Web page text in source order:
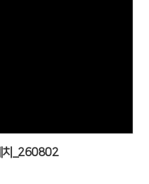
치_260802